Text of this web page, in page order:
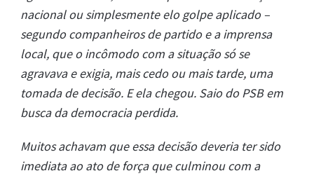
nacional ou simplesmente elo golpe aplicado –
segundo companheiros de partido e a imprensa
local, que o incômodo com a situação só se
agravava e exigia, mais cedo ou mais tarde, uma
tomada de decisão. E ela chegou. Saio do PSB em
busca da democracia perdida.
Muitos achavam que essa decisão deveria ter sido
imediata ao ato de força que culminou com a